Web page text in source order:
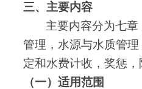
三、主要内容
主要内容分为七章
管理 ， 水源与水质管理
定和水费计收 ， 奖惩 ，
（一）适用范围